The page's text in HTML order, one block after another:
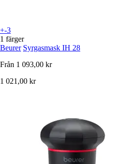
+-3
1 färger
Beurer Syrgasmask IH 28
Från 1 093,00 kr
1 021,00 kr